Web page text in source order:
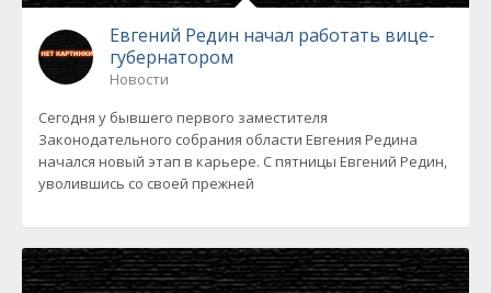
Евгений Редин начал работать вице-
губернатором
Новости
Сегодня у бывшего первого заместителя
Законодательного собрания области Евгения Редина
начался новый этап в карьере. С пятницы Евгений Редин,
уволившись со своей прежней